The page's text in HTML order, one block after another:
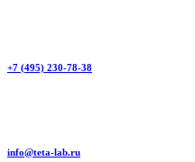
+7 (495) 230-78-38
info@teta-lab.ru